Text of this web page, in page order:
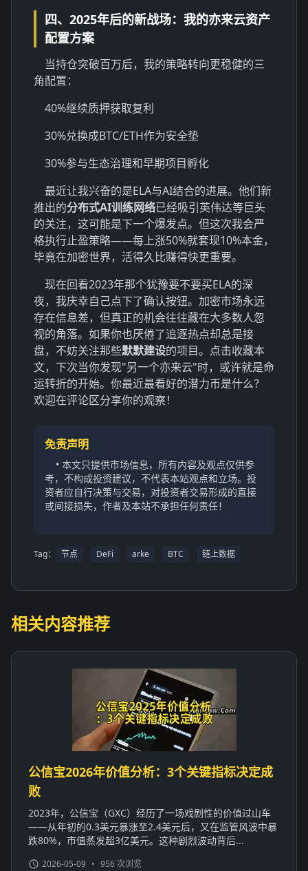
四、2025年后的新战场：我的亦来云资产
配置方案
当持仓突破百万后，我的策略转向更稳健的三
角配置：
40%继续质押获取复利
30%兑换成BTC/ETH作为安全垫
30%参与生态治理和早期项目孵化
最近让我兴奋的是ELA与AI结合的进展。他们新
推出的分布式AI训练网络已经吸引英伟达等巨头
的关注，这可能是下一个爆发点。但这次我会严
格执行止盈策略——每上涨50%就套现10%本金，
毕竟在加密世界，活得久比赚得快更重要。
现在回看2023年那个犹豫要不要买ELA的深
夜，我庆幸自己点下了确认按钮。加密市场永远
存在信息差，但真正的机会往往藏在大多数人忽
视的角落。如果你也厌倦了追逐热点却总是接
盘，不妨关注那些默默建设的项目。点击收藏本
文，下次当你发现"另一个亦来云"时，或许就是命
运转折的开始。你最近最看好的潜力币是什么？
欢迎在评论区分享你的观察！
免责声明
• 本文只提供市场信息，所有内容及观点仅供参
考，不构成投资建议，不代表本站观点和立场。投
资者应自行决策与交易，对投资者交易形成的直接
或间接损失，作者及本站不承担任何责任！
Tag： 节点 DeFi arke BTC 链上数据
相关内容推荐
公信宝2026年价值分析：3个关键指标决定成
败
2023年，公信宝（GXC）经历了一场戏剧性的价值过山车
——从年初的0.3美元暴涨至2.4美元后，又在监管风波中暴
跌80%，市值蒸发超3亿美元。这种剧烈波动背后...
2026-05-09 • 956 次浏览